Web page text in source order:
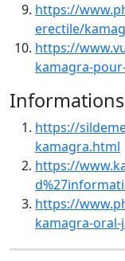
https://
erectile/
https://
kamagra-
https://
kamagra.html
https://
https://
kamagra-oral-